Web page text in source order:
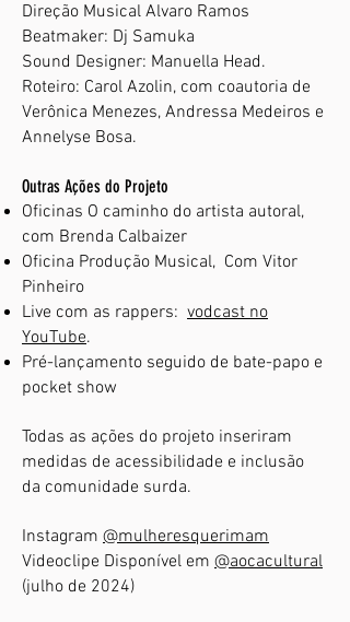
Direção Musical Alvaro Ramos
Beatmaker: Dj Samuka
Sound Designer: Manuella Head.
Roteiro: Carol Azolin, com coautoria de
Verônica Menezes, Andressa Medeiros e
Annelyse Bosa.
Outras Ações do Projeto
Oficinas O caminho do artista autoral,
com Brenda Calbaizer
Oficina Produção Musical, Com Vitor
Pinheiro
Live com as rappers: vodcast no
YouTube.
Pré-lançamento seguido de bate-papo e
pocket show
Todas as ações do projeto inseriram
medidas de acessibilidade e inclusão
da comunidade surda.
Instagram @mulheresquerimam
Videoclipe Disponível em @aocacultural
(julho de 2024)